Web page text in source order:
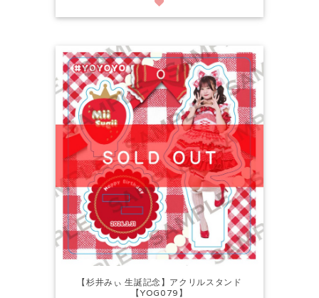
【杉井みぃ 生誕記念】アクリルスタンド
【YOG079】